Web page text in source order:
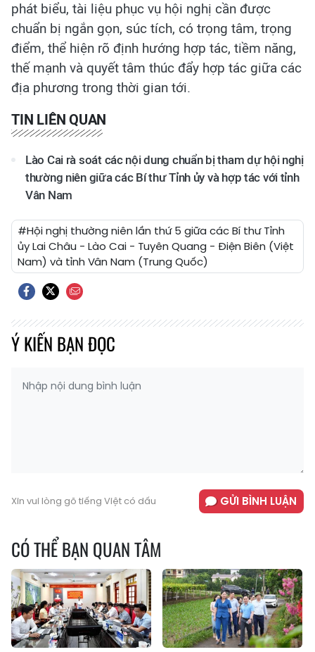
phát biểu, tài liệu phục vụ hội nghị cần được
chuẩn bị ngắn gọn, súc tích, có trọng tâm, trọng
điểm, thể hiện rõ định hướng hợp tác, tiềm năng,
thế mạnh và quyết tâm thúc đẩy hợp tác giữa các
địa phương trong thời gian tới.
TIN LIÊN QUAN
Lào Cai rà soát các nội dung chuẩn bị tham dự hội nghị
thường niên giữa các Bí thư Tỉnh ủy và hợp tác với tỉnh
Vân Nam
#Hội nghị thường niên lần thứ 5 giữa các Bí thư Tỉnh
ủy Lai Châu - Lào Cai - Tuyên Quang - Điện Biên (Việt
Nam) và tỉnh Vân Nam (Trung Quốc)
Ý KIẾN BẠN ĐỌC
Xin vui lòng gõ tiếng Việt có dấu GỬI BÌNH LUẬN
CÓ THỂ BẠN QUAN TÂM